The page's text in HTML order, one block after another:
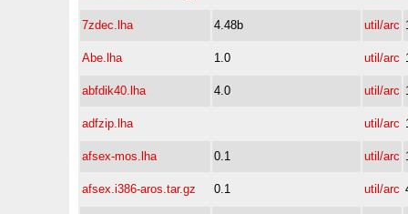
7zdec.lha 4.48b util/arc
Abe.lha 1.0 util/arc
abfdik40.lha 4.0 util/arc
adfzip.lha util/arc
afsex-mos.lha 0.1 util/arc
afsex.i386-aros.tar.gz 0.1 util/arc